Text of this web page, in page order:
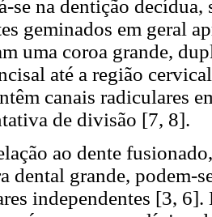
se na dentição
geminados em geral
uma coroa grande,
até a região
canais radiculares
de divisão [7, 8].
ao dente
dental grande, podem-
independentes [3,